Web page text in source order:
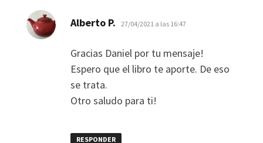
Alberto P. dice:
27/04/2021 a las 16:47
Gracias Daniel por tu mensaje!
Espero que el libro te aporte. De eso
se trata.
Otro saludo para ti!
RESPONDER